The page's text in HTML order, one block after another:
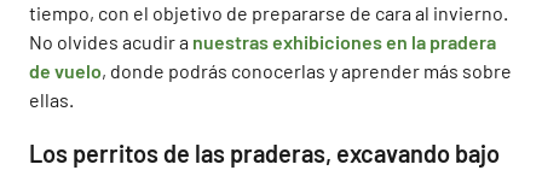
tiempo, con el objetivo de prepararse de cara al invierno.
No olvides acudir a nuestras exhibiciones en la pradera
de vuelo, donde podrás conocerlas y aprender más sobre
ellas.
Los perritos de las praderas, excavando bajo